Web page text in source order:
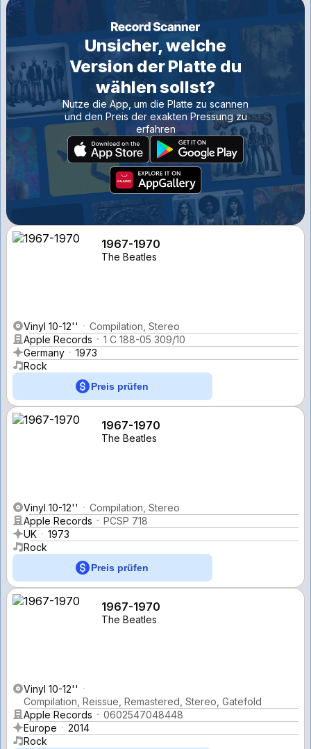
Unsicher, welche
Version der Platte du
wählen sollst?
Nutze die App, um die Platte zu scannen
und den Preis der exakten Pressung zu
erfahren
1967-1970
The Beatles
Vinyl 10-12''
Compilation, Stereo
Apple Records
1 C 188-05 309/10
Germany
1973
Rock
Preis prüfen
1967-1970
The Beatles
Vinyl 10-12''
Compilation, Stereo
Apple Records
PCSP 718
UK
1973
Rock
Preis prüfen
1967-1970
The Beatles
Vinyl 10-12''
Compilation, Reissue, Remastered, Stereo, Gatefold
Apple Records
0602547048448
Europe
2014
Rock